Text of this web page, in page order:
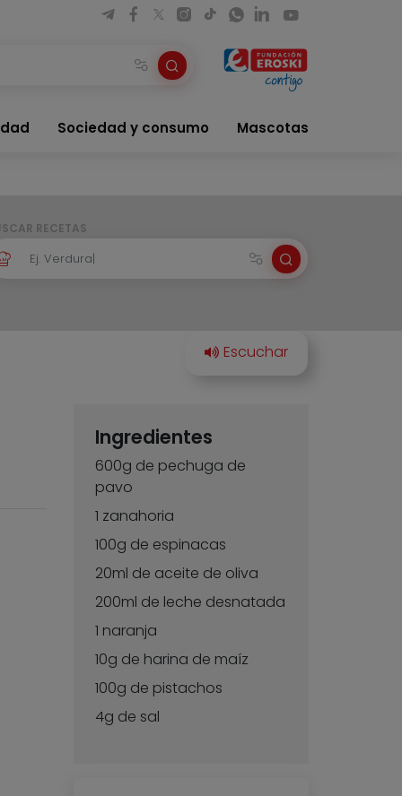
Sociedad y consumo Mascotas
RECETAS
Ingredientes
600g de pechuga de
pavo
1 zanahoria
100g de espinacas
20ml de aceite de oliva
200ml de leche desnatada
1 naranja
10g de harina de maíz
100g de pistachos
4g de sal